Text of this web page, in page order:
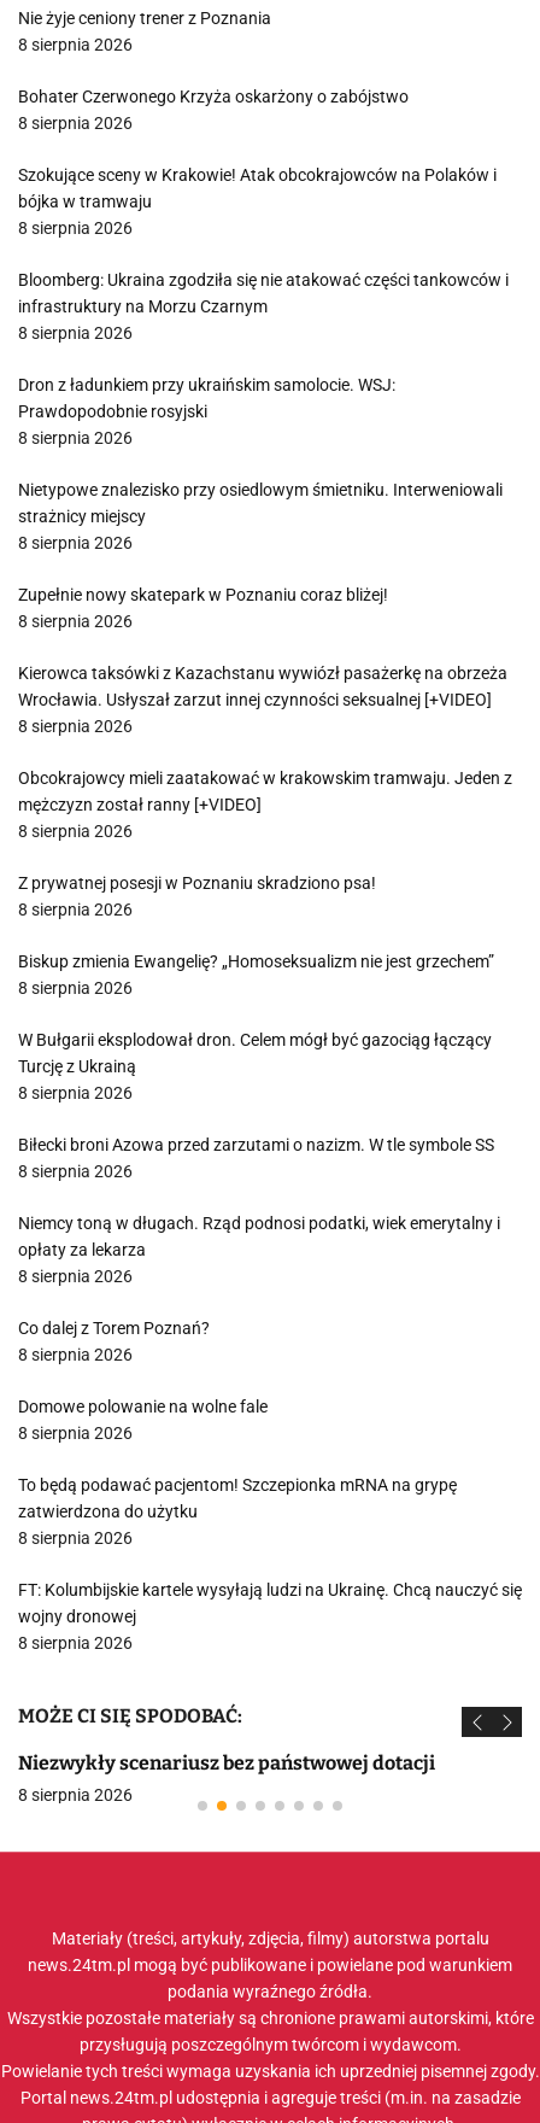
Nie żyje ceniony trener z Poznania
8 sierpnia 2026
Bohater Czerwonego Krzyża oskarżony o zabójstwo
8 sierpnia 2026
Szokujące sceny w Krakowie! Atak obcokrajowców na Polaków i
bójka w tramwaju
8 sierpnia 2026
Bloomberg: Ukraina zgodziła się nie atakować części tankowców i
infrastruktury na Morzu Czarnym
8 sierpnia 2026
Dron z ładunkiem przy ukraińskim samolocie. WSJ:
Prawdopodobnie rosyjski
8 sierpnia 2026
Nietypowe znalezisko przy osiedlowym śmietniku. Interweniowali
strażnicy miejscy
8 sierpnia 2026
Zupełnie nowy skatepark w Poznaniu coraz bliżej!
8 sierpnia 2026
Kierowca taksówki z Kazachstanu wywiózł pasażerkę na obrzeża
Wrocławia. Usłyszał zarzut innej czynności seksualnej [+VIDEO]
8 sierpnia 2026
Obcokrajowcy mieli zaatakować w krakowskim tramwaju. Jeden z
mężczyzn został ranny [+VIDEO]
8 sierpnia 2026
Z prywatnej posesji w Poznaniu skradziono psa!
8 sierpnia 2026
Biskup zmienia Ewangelię? „Homoseksualizm nie jest grzechem”
8 sierpnia 2026
W Bułgarii eksplodował dron. Celem mógł być gazociąg łączący
Turcję z Ukrainą
8 sierpnia 2026
Biłecki broni Azowa przed zarzutami o nazizm. W tle symbole SS
8 sierpnia 2026
Niemcy toną w długach. Rząd podnosi podatki, wiek emerytalny i
opłaty za lekarza
8 sierpnia 2026
Co dalej z Torem Poznań?
8 sierpnia 2026
Domowe polowanie na wolne fale
8 sierpnia 2026
To będą podawać pacjentom! Szczepionka mRNA na grypę
zatwierdzona do użytku
8 sierpnia 2026
FT: Kolumbijskie kartele wysyłają ludzi na Ukrainę. Chcą nauczyć się
wojny dronowej
8 sierpnia 2026
MOŻE CI SIĘ SPODOBAĆ:
Niezwykły scenariusz bez państwowej dotacji
8 sierpnia 2026
Materiały (treści, artykuły, zdjęcia, filmy) autorstwa portalu
news.24tm.pl mogą być publikowane i powielane pod warunkiem
podania wyraźnego źródła.
Wszystkie pozostałe materiały są chronione prawami autorskimi, które
przysługują poszczególnym twórcom i wydawcom.
Powielanie tych treści wymaga uzyskania ich uprzedniej pisemnej zgody.
Portal news.24tm.pl udostępnia i agreguje treści (m.in. na zasadzie